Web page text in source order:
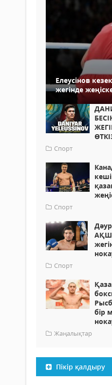
Елеусінов
жегінде
Спорт
Спорт
Спорт
бір
Жаңалықтар
Пікір қалдыру